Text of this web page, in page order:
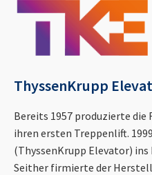
ThyssenKrupp
Bereits 1957 produzierte die
ihren ersten Treppenlift.
(ThyssenKrupp Elevator)
Seither firmierte der